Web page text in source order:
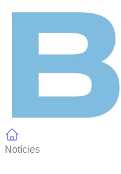
Notícies